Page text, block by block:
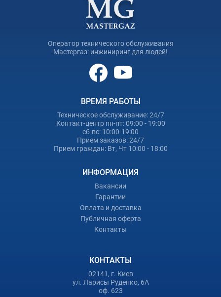
Оператор технического обслуживания
Мастергаз: инжиниринг для людей!
ВРЕМЯ РАБОТЫ
Техническое обслуживание: 24/7
Контакт-центр пн-пт: 09:00 - 19:00
сб-вс: 10:00-19:00
Прием заказов: 24/7
Прием граждан: Вт, Чт 10:00 - 18:00
ИНФОРМАЦИЯ
Вакансии
Гарантии
Оплата и доставка
Публичная оферта
Контакты
КОНТАКТЫ
02141, г. Киев
ул. Ларисы Руденко, 6А
оф. 623